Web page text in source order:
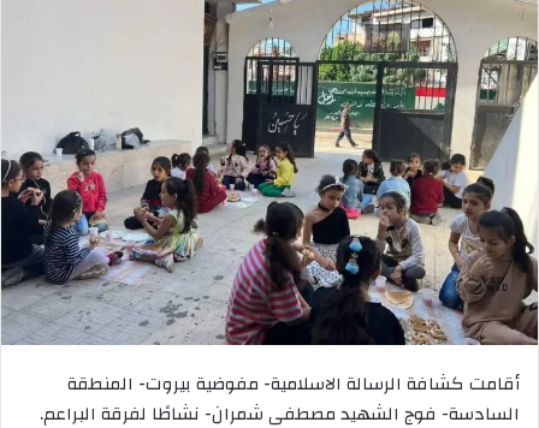
أقامت كشافة الرسالة الاسلامية- مفوضية بيروت- المنطقة
السادسة- فوج الشهيد مصطفى شمران- نشاطًا لفرقة البراعم.